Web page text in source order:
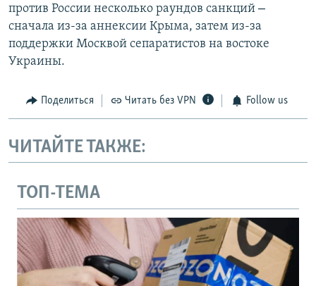
против России несколько раундов санкций –
сначала из-за аннексии Крыма, затем из-за
поддержки Москвой сепаратистов на востоке
Украины.
Поделиться Читать без VPN Follow us
ЧИТАЙТЕ ТАКЖЕ:
ТОП-ТЕМА